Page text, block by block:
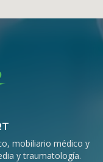
mobiliario médico y
y traumatología.